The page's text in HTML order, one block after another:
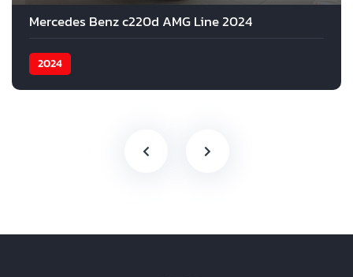
Mercedes Benz c220d AMG Line 2024
2024